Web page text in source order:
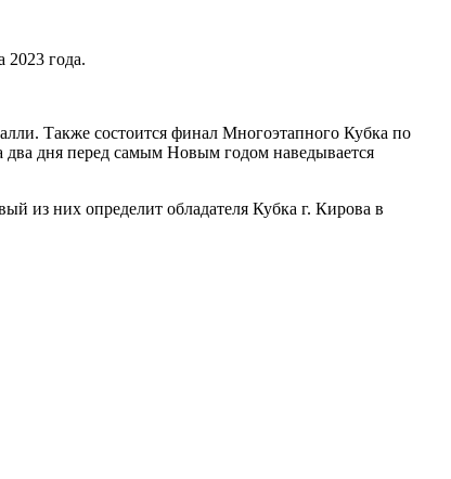
2023 года.
Также состоится финал Многоэтапного Кубка по
дня перед самым Новым годом наведывается
из них определит обладателя Кубка г. Кирова в